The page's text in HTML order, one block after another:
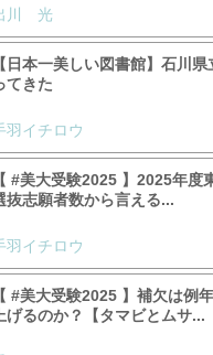
川 光
【日本一美しい図書館】石川
てきた
羽イチロウ
【 #美大受験2025 】2025年度
抜志願者数から言える...
羽イチロウ
【 #美大受験2025 】補欠は例
上げるのか？【タマビとムサ...